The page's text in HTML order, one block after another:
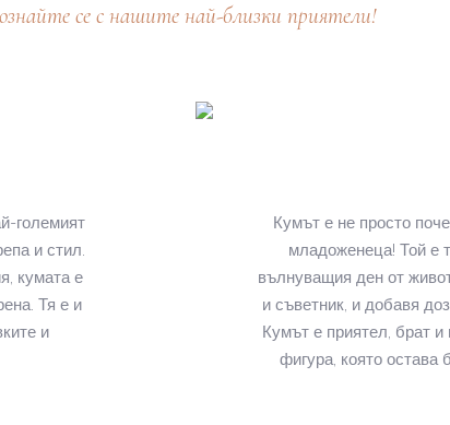
се с нашите най-близки приятели!
големият
и стил.
кумата е
Тя е и
и
Кумът е не просто
младоженеца! Той е
вълнуващия ден от
и съветник, и добавя
Кумът е приятел, брат
фигура, която остава